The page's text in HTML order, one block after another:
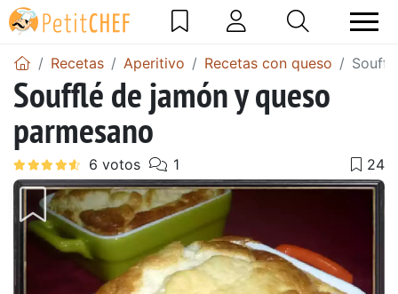
Recetas Aperitivo Recetas con queso
Soufflé de jamón y queso
parmesano